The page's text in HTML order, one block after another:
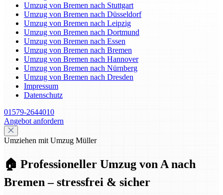
Umzug von Bremen nach Stuttgart
Umzug von Bremen nach Düsseldorf
Umzug von Bremen nach Leipzig
Umzug von Bremen nach Dortmund
Umzug von Bremen nach Essen
Umzug von Bremen nach Bremen
Umzug von Bremen nach Hannover
Umzug von Bremen nach Nürnberg
Umzug von Bremen nach Dresden
Impressum
Datenschutz
01579-2644010
Angebot anfordern
Umziehen mit Umzug Müller
🏠 Professioneller Umzug von A nach
Bremen – stressfrei & sicher